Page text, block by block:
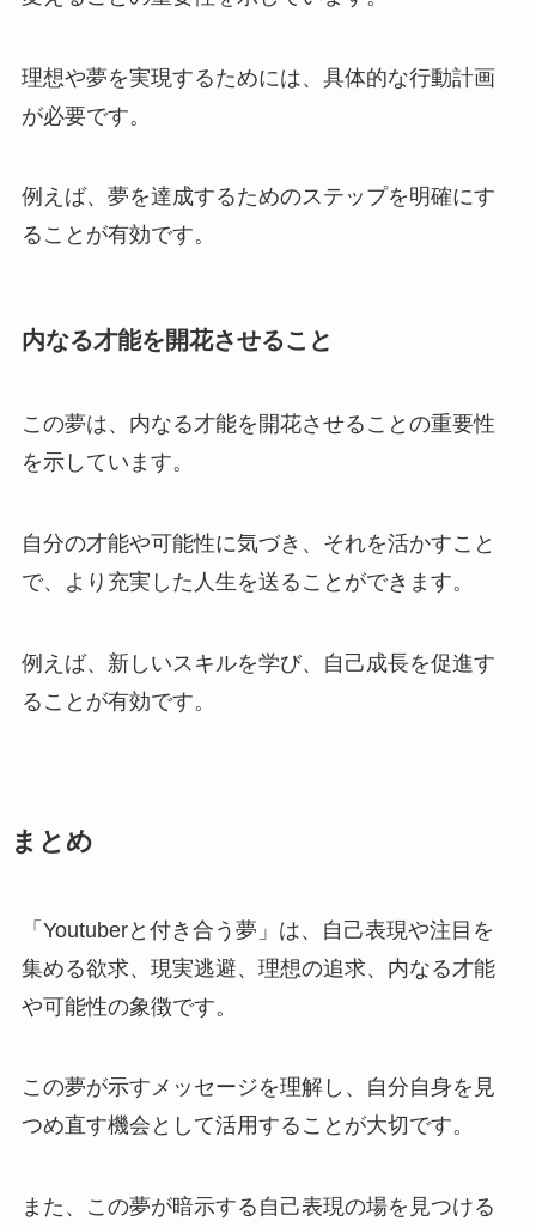
理想や夢を実現するためには、具体的な行動計画
が必要です。
例えば、夢を達成するためのステップを明確にす
ることが有効です。
内なる才能を開花させること
この夢は、内なる才能を開花させることの重要性
を示しています。
自分の才能や可能性に気づき、それを活かすこと
で、より充実した人生を送ることができます。
例えば、新しいスキルを学び、自己成長を促進す
ることが有効です。
まとめ
「Youtuberと付き合う夢」は、自己表現や注目を
集める欲求、現実逃避、理想の追求、内なる才能
や可能性の象徴です。
この夢が示すメッセージを理解し、自分自身を見
つめ直す機会として活用することが大切です。
また、この夢が暗示する自己表現の場を見つける